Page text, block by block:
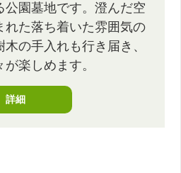
公園墓地です。澄んだ空
れた落ち着いた雰囲気の
の手入れも行き届き、
楽しめます。
詳細